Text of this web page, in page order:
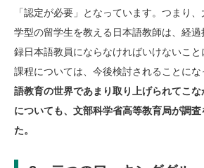
「認定が必要」となっています。つまり
学型の留学生を教える日本語教師は、経
録日本語教員にならなければいけないこ
課程については、今後検討されることにな
語教育の世界であまり取り上げられてこ
についても、文部科学省高等教育局が調
た。